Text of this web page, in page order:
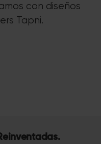
con diseños
Tapni.